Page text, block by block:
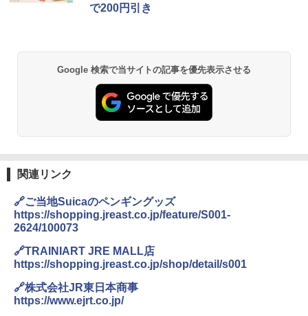
￥2,479
A26 地球の歩き方 チェコ ポーランド スロヴ
地球の歩き方 スター・ウォーズ
￥2,695
新しい日本地理 地図・統計・移動から読み
&ハイキング カーキ PATC-150(KH)
PYKES PEAK (パイクスピーク) 着替えテン
ト プライバシー テント 【中が透けない】 1
人用 折りたたみ 防災グッズ 災害用トイレ ビ
ーチ ピクニック ポップアップテント 携帯 簡
易 トイレテント (オリーブ)
テント ワンタッチ RENEW 幅200 2-3人用 43
500002(89147)
[キャンパーズコレクション 山善] 傘みたいに
広げるだけ パッとサッとテント ブラックコ
ーティング フルクローズ メッシュ 3-4人用
簡単設置 ポップアップテント エクルベージ
￥14,800
GRANDOOR ステンレス保冷剤 2個セット 2
コンパクト 保冷力長持ち
￥2,980
DEWEL パラソル 大型 ビーチ アウトドアパ
￥6,459
USB充電式 高精度 超長距離照射 長時間使用
可能 安全ロック付き 高安全性 金属製耐久 コ
ンパクト多機能設計 持ち運び便利 アウトド
ア/オフィス/教育現場/展示会用 緑
￥1,180
で200円引き
Google 検索で当サイトの記事を優先表示させる
関連リンク
🔗ご当地Suicaのペンギングッズ
https://shopping.jreast.co.jp/feature/S001-
2624/100073
🔗TRAINIART JRE MALL店
https://shopping.jreast.co.jp/shop/detail/s001
🔗株式会社JR東日本商事
https://www.ejrt.co.jp/